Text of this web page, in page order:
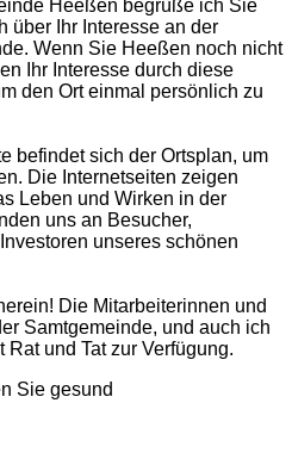
Heeßen begrüße ich Sie
über Ihr Interesse an der
Wenn Sie Heeßen noch nicht
Ihr Interesse durch diese
den Ort einmal persönlich zu
befindet sich der Ortsplan, um
Die Internetseiten zeigen
Leben und Wirken in der
uns an Besucher,
unseres schönen
Die Mitarbeiterinnen und
Samtgemeinde, und auch ich
und Tat zur Verfügung.
Sie gesund